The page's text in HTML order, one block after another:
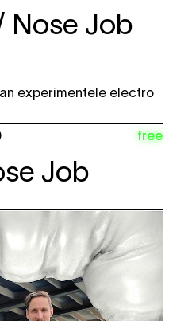
Nose Job
experimentele electro
free
Job